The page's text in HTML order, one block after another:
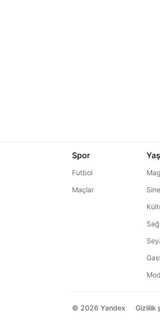
Spor
Futbol
Maçlar
© 2026 Yandex Gizlilik